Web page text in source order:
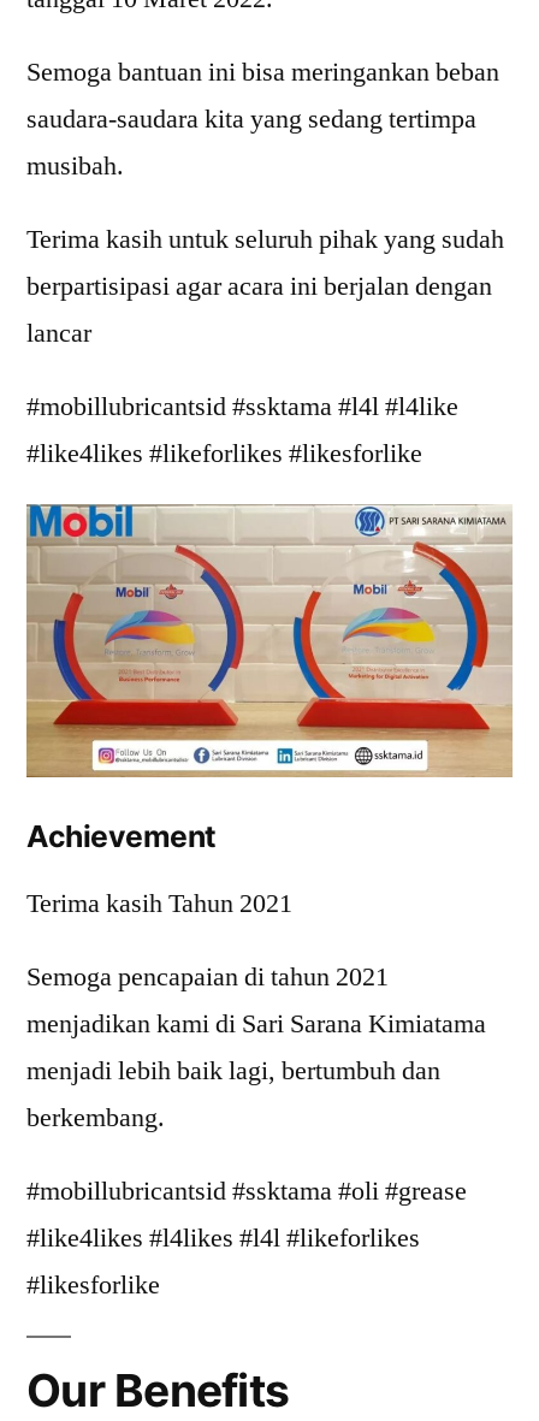
Semoga bantuan ini bisa meringankan beban
saudara-saudara kita yang sedang tertimpa
musibah.
Terima kasih untuk seluruh pihak yang sudah
berpartisipasi agar acara ini berjalan dengan
lancar
#mobillubricantsid #ssktama #l4l #l4like
#like4likes #likeforlikes #likesforlike
Achievement
Terima kasih Tahun 2021
Semoga pencapaian di tahun 2021
menjadikan kami di Sari Sarana Kimiatama
menjadi lebih baik lagi, bertumbuh dan
berkembang.
#mobillubricantsid #ssktama #oli #grease
#like4likes #l4likes #l4l #likeforlikes
#likesforlike
Our Benefits